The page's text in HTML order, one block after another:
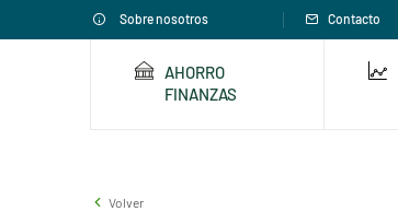
Sobre nosotros Contacto
AHORRO
FINANZAS
Volver